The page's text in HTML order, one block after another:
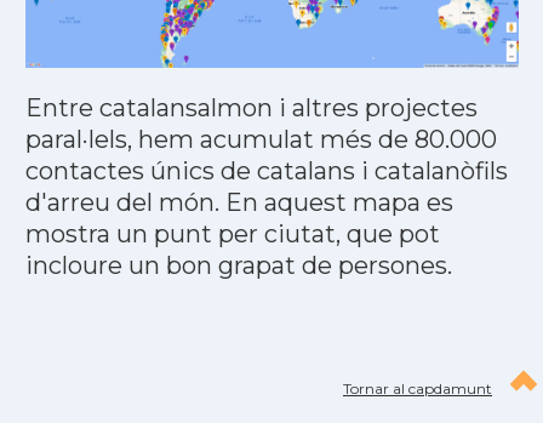
Entre catalansalmon i altres projectes
paral·lels, hem acumulat més de 80.000
contactes únics de catalans i catalanòfils
d'arreu del món. En aquest mapa es
mostra un punt per ciutat, que pot
incloure un bon grapat de persones.
Tornar al capdamunt